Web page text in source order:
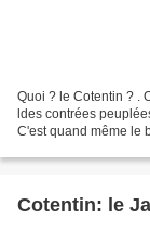
Quoi ? le Cotentin ? .
ldes contrées
C'est quand même le
Cotentin: le